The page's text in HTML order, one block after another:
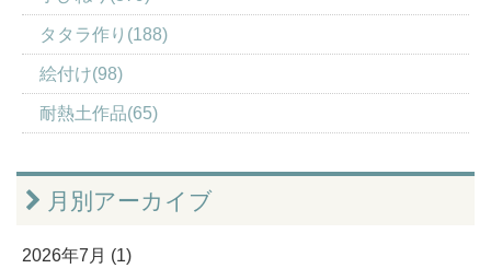
タタラ作り(188)
絵付け(98)
耐熱土作品(65)
月別アーカイブ
2026年7月 (1)